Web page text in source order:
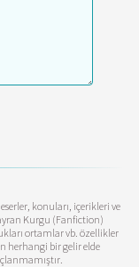
konuları, içerikleri ve
Kurgu (Fanfiction)
ortamlar vb. özellikler
herhangi bir gelir elde